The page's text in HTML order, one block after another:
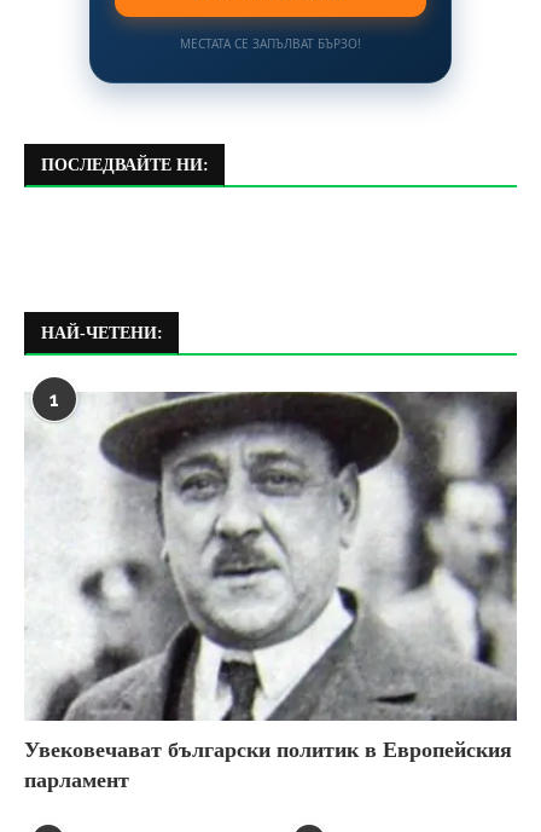
МЕСТАТА СЕ ЗАПЪЛВАТ БЪРЗО!
ПОСЛЕДВАЙТЕ НИ:
НАЙ-ЧЕТЕНИ:
1
Увековечават български политик в Европейския
парламент